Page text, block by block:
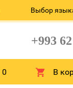
Выбор
+993
0 В